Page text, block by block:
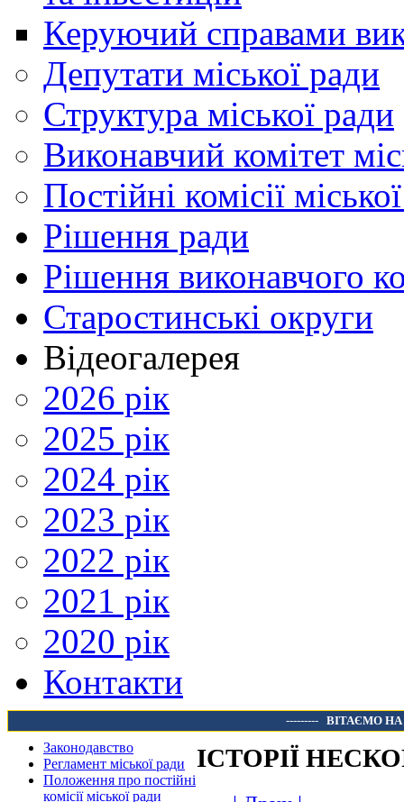
Керуючий справами
Депутати міської ради
Структура міської ради
Виконавчий комітет
Постійні комісії
Рішення ради
Рішення виконавчого
Старостинські округи
Відеогалерея
2026 рік
2025 рік
2024 рік
2023 рік
2022 рік
2021 рік
2020 рік
Контакти
--------- ВІТАЄМО
Законодавство
Регламент міської ради
Положення про постійні
комісії міської ради
ІСТОРІЇ